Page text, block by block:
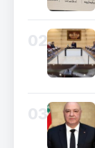
02
03